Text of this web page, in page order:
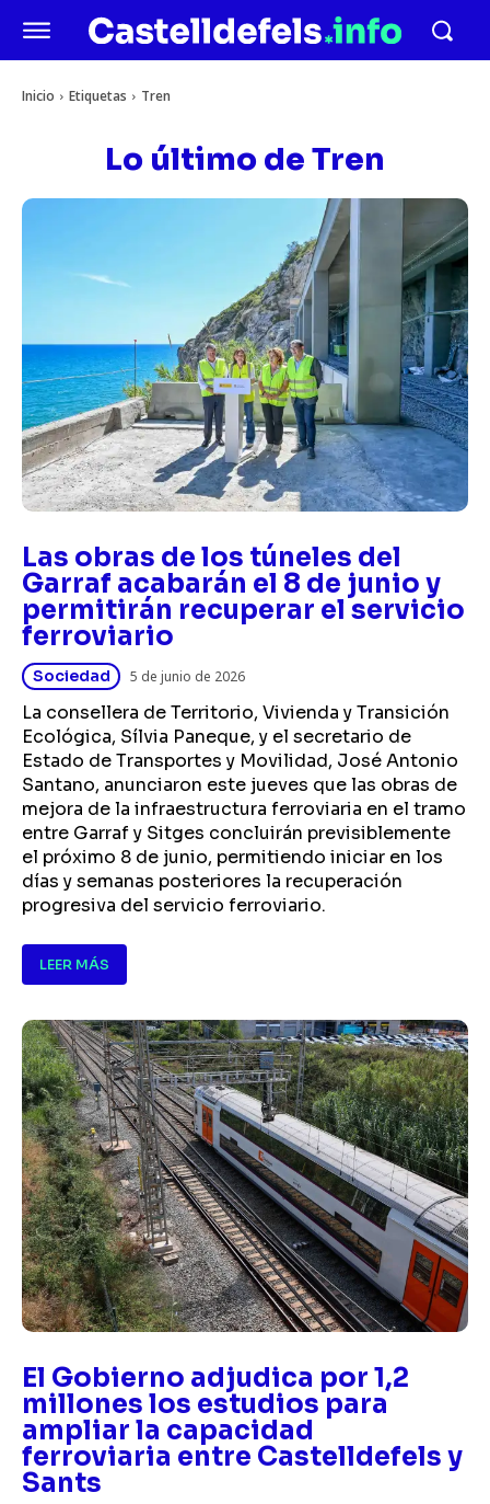
Inicio Etiquetas Tren
Lo último de Tren
Las obras de los túneles del
Garraf acabarán el 8 de junio y
permitirán recuperar el servicio
ferroviario
Sociedad 5 de junio de 2026
La consellera de Territorio, Vivienda y Transición
Ecológica, Sílvia Paneque, y el secretario de
Estado de Transportes y Movilidad, José Antonio
Santano, anunciaron este jueves que las obras de
mejora de la infraestructura ferroviaria en el tramo
entre Garraf y Sitges concluirán previsiblemente
el próximo 8 de junio, permitiendo iniciar en los
días y semanas posteriores la recuperación
progresiva del servicio ferroviario.
LEER MÁS
El Gobierno adjudica por 1,2
millones los estudios para
ampliar la capacidad
ferroviaria entre Castelldefels y
Sants